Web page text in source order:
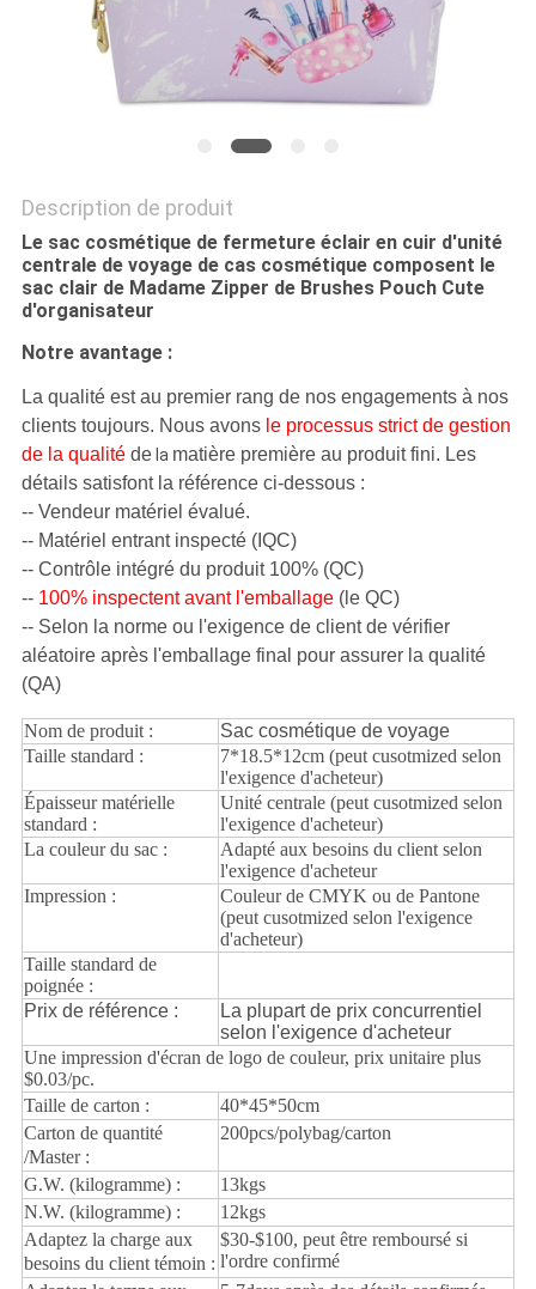
POLITIQUE
CONFIDENTIALITÉ
Description de produit
Le sac cosmétique de fermeture éclair en cuir d'unité
centrale de voyage de cas cosmétique composent le
sac clair de Madame Zipper de Brushes Pouch Cute
d'organisateur
Notre avantage :
La qualité est au premier rang de nos engagements à nos
clients toujours. Nous avonsle processus strict de gestion
de la qualitédela matière première au produit fini. Les
détails satisfont la référence ci-dessous :
-- Vendeur matériel évalué.
-- Matériel entrant inspecté (IQC)
-- Contrôle intégré du produit 100% (QC)
-- 100% inspectent avant l'emballage(le QC)
-- Selon la norme ou l'exigence de client de vérifier
aléatoire après l'emballage final pour assurer la qualité
(QA)
Nom de produit :
Sac cosmétique de voyage
Taille standard :
7*18.5*12cm (peut cusotmized selon
l'exigence d'acheteur)
Épaisseur matérielle
standard :
Unité centrale (peut cusotmized selon
l'exigence d'acheteur)
La couleur du sac :
Adapté aux besoins du client selon
l'exigence d'acheteur
Impression :
Couleur de CMYK ou de Pantone
(peutcusotmized selon l'exigence
d'acheteur)
Taille standard de
poignée :
Prix de référence :
La plupart de prix concurrentiel
selon l'exigence d'acheteur
Une impression d'écran de logo de couleur, prix unitaire plus
$0.03/pc.
Taille de carton :
40*45*50cm
Carton de quantité
/Master :
200pcs/polybag/carton
G.W. (kilogramme) :
13kgs
N.W. (kilogramme) :
12kgs
Adaptez la charge aux
besoins du client témoin :
$30-$100, peut être remboursé si
l'ordre confirmé